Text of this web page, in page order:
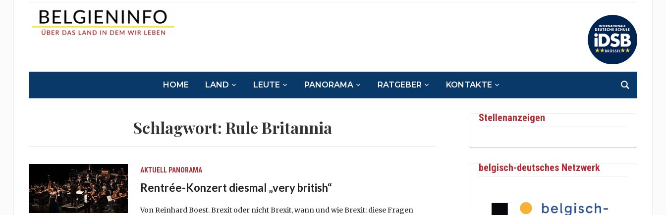
HOME LAND LEUTE PANORAMA RATGEBER KONTAKTE
Schlagwort:Rule Britannia
AKTUELL PANORAMA
Rentrée-Konzert diesmal „very british“
Von Reinhard Boest. Brexit oder nicht Brexit, wann und wie Brexit: diese Fragen
Stellenanzeigen
belgisch-deutsches Netzwerk